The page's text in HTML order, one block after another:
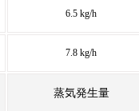
6.5 kg/h
7.8 kg/h
蒸気発生量